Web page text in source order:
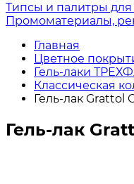
Типсы и палитры для
Промоматериалы,
Главная
Цветное
Гель-лаки
Классическая
Гель-лак Grattol
Гель-лак